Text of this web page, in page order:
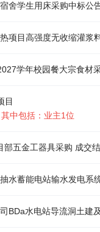
舍学生用床采购中标公
项目高强度无收缩灌浆
学年校园餐大宗食材
目
中包括：业主1位
部五金工器具采购 成交
输水发电系统工程（C2标）项目压
BDa水电站导流洞土建